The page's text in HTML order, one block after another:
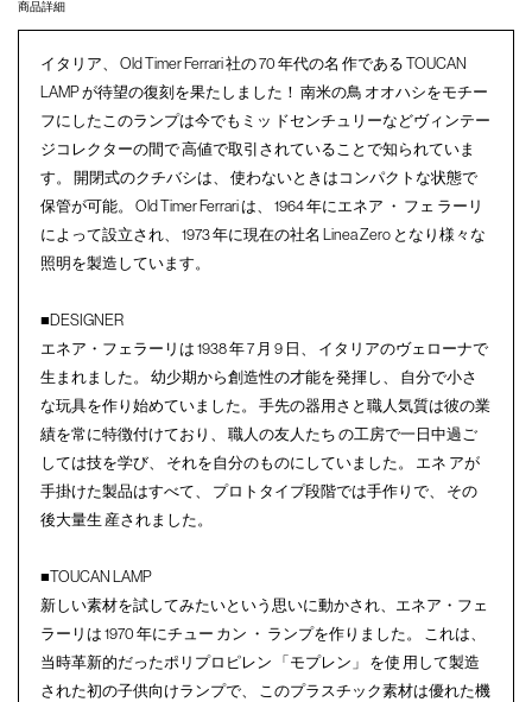
商品詳細
イタリア、 Old Timer Ferrari 社の 70 年代の名 作である TOUCAN
LAMP が待望の復刻を果たしました！ 南米の鳥 オオハシをモチー
フにしたこのランプは今でもミッ ドセンチュリーなどヴィンテー
ジコレクターの間で 高値で取引されていることで知られていま
す。 開閉式のクチバシは、 使わないときはコンパクトな状態で
保管が可能。 Old Timer Ferrari は、 1964 年にエネア ・ フェ ラーリ
によって設立され、 1973 年に現在の社名 Linea Zero となり様々な
照明を製造しています。
■DESIGNER
エネア・フェラーリは 1938 年 7 月 9 日、 イタリアのヴェローナで
生まれました。 幼少期から創造性の才能を発揮し、 自分で小さ
な玩具を作り始めていました。 手先の器用さと職人気質は彼の業
績を常に特徴付けており、 職人の友人たち の工房で一日中過ご
しては技を学び、 それを自分のものにしていました。 エネ アが
手掛けた製品はすべて、 プロトタイプ段階では手作りで、 その
後大量生 産されました。
■TOUCAN LAMP
新しい素材を試してみたいという思いに動かされ、エネア・フェ
ラーリは 1970 年にチュー カン ・ ランプを作りました。 これは、
当時革新的だったポリプロピレン 「モプレン」 を使 用して製造
された初の子供向けランプで、 このプラスチック素材は優れた機